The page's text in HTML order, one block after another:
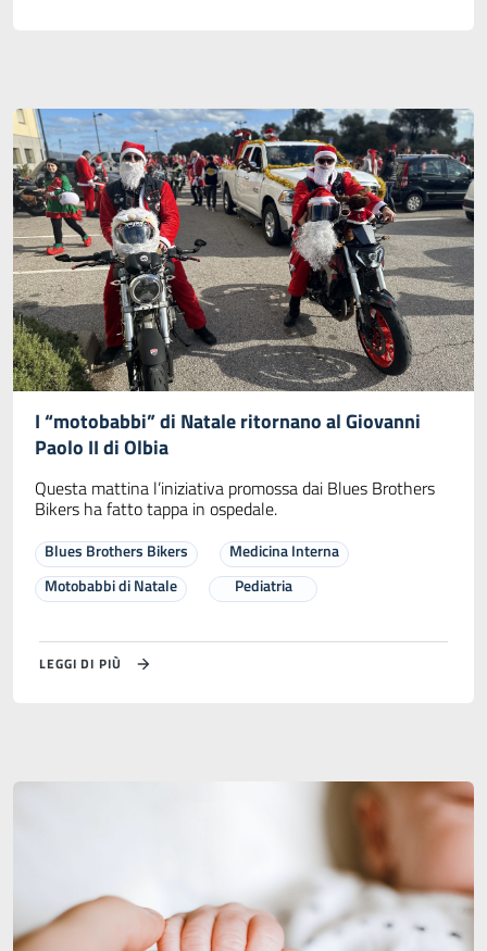
I “motobabbi” di Natale ritornano al Giovanni
Paolo II di Olbia
Questa mattina l’iniziativa promossa dai Blues Brothers
Bikers ha fatto tappa in ospedale.
Blues Brothers Bikers
Medicina Interna
Motobabbi di Natale
Pediatria
LEGGI DI PIÙ